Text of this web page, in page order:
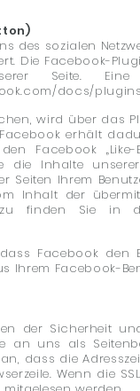
des sozialen
Die Facebook-
Seite.
docs/
wird über das
erhält
Facebook
die Inhalte
Seiten Ihrem
Inhalt der
finden Sie in
Facebook den
Ihrem Facebook-
der Sicherheit
an uns als
dass die
Wenn die